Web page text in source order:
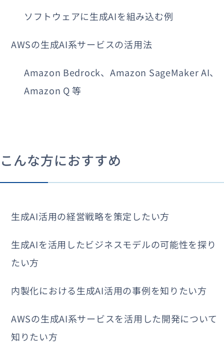
ソフトウェアに生成AIを組み込む例
AWSの生成AI系サービスの活用法
Amazon Bedrock、Amazon SageMaker AI、
Amazon Q 等
こんな方におすすめ
生成AI活用の経営戦略を策定したい方
生成AIを活用したビジネスモデルの可能性を探り
たい方
内製化における生成AI活用の事例を知りたい方
AWSの生成AI系サービスを活用した開発について
知りたい方